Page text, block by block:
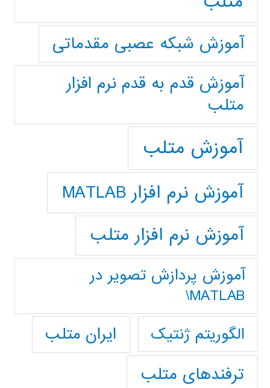
آموزش شبکه عصبی مقدماتی
آموزش قدم به قدم نرم افزار
متلب
آموزش متلب
آموزش نرم افزار MATLAB
آموزش نرم افزار متلب
آموزش پردازش تصوير در
MATLAB\
الگوریتم ژنتیک
ایران متلب
ترفندهای متلب